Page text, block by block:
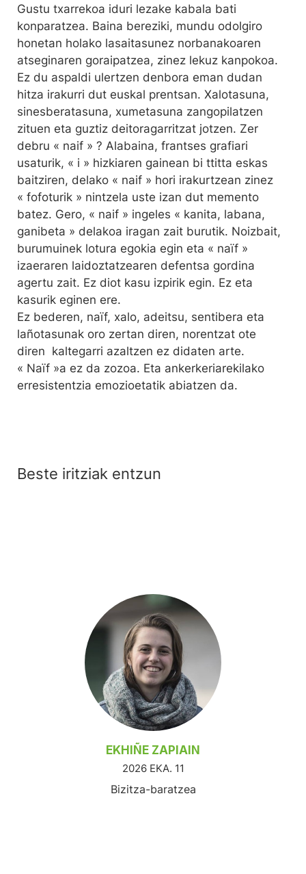
Gustu txarrekoa iduri lezake kabala bati
konparatzea. Baina bereziki, mundu odolgiro
honetan holako lasaitasunez norbanakoaren
atseginaren goraipatzea, zinez lekuz kanpokoa.
Ez du aspaldi ulertzen denbora eman dudan
hitza irakurri dut euskal prentsan. Xalotasuna,
sinesberatasuna, xumetasuna zangopilatzen
zituen eta guztiz deitoragarritzat jotzen. Zer
debru « naif » ? Alabaina, frantses grafiari
usaturik, « i » hizkiaren gainean bi ttitta eskas
baitziren, delako « naif » hori irakurtzean zinez
« fofoturik » nintzela uste izan dut memento
batez. Gero, « naif » ingeles « kanita, labana,
ganibeta » delakoa iragan zait burutik. Noizbait,
burumuinek lotura egokia egin eta « naïf »
izaeraren laidoztatzearen defentsa gordina
agertu zait. Ez diot kasu izpirik egin. Ez eta
kasurik eginen ere.
Ez bederen, naïf, xalo, adeitsu, sentibera eta
lañotasunak oro zertan diren, norentzat ote
diren kaltegarri azaltzen ez didaten arte.
« Naïf »a ez da zozoa. Eta ankerkeriarekilako
erresistentzia emozioetatik abiatzen da.
Beste iritziak entzun
EKHIÑE ZAPIAIN
2026 EKA. 11
Bizitza-baratzea